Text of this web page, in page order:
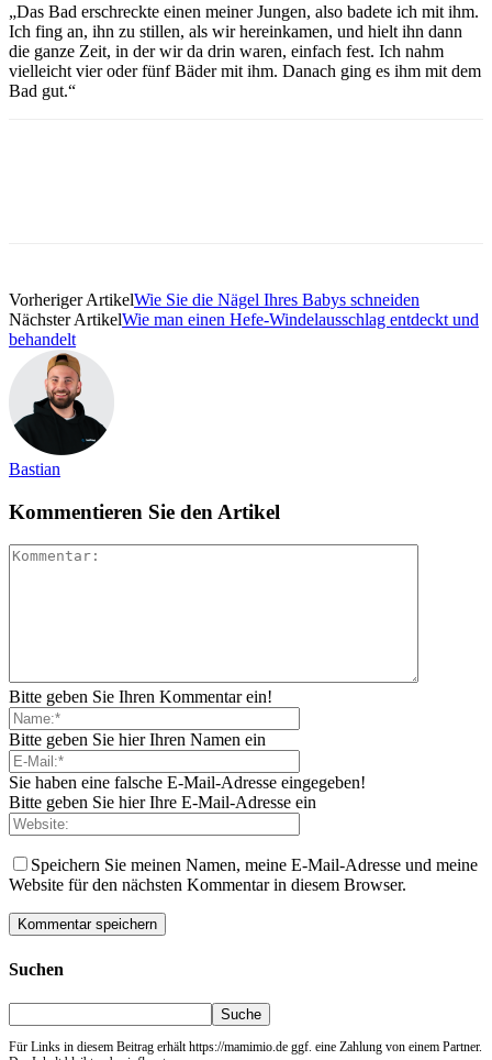
„Das Bad erschreckte einen meiner Jungen, also badete ich mit ihm.
Ich fing an, ihn zu stillen, als wir hereinkamen, und hielt ihn dann
die ganze Zeit, in der wir da drin waren, einfach fest. Ich nahm
vielleicht vier oder fünf Bäder mit ihm. Danach ging es ihm mit dem
Bad gut.“
Vorheriger ArtikelWie Sie die Nägel Ihres Babys schneiden
Nächster ArtikelWie man einen Hefe-Windelausschlag entdeckt und
behandelt
Bastian
Kommentieren Sie den Artikel
Bitte geben Sie Ihren Kommentar ein!
Bitte geben Sie hier Ihren Namen ein
Sie haben eine falsche E-Mail-Adresse eingegeben!
Bitte geben Sie hier Ihre E-Mail-Adresse ein
Speichern Sie meinen Namen, meine E-Mail-Adresse und meine
Website für den nächsten Kommentar in diesem Browser.
Suchen
Für Links in diesem Beitrag erhält https://mamimio.de ggf. eine Zahlung von einem Partner.